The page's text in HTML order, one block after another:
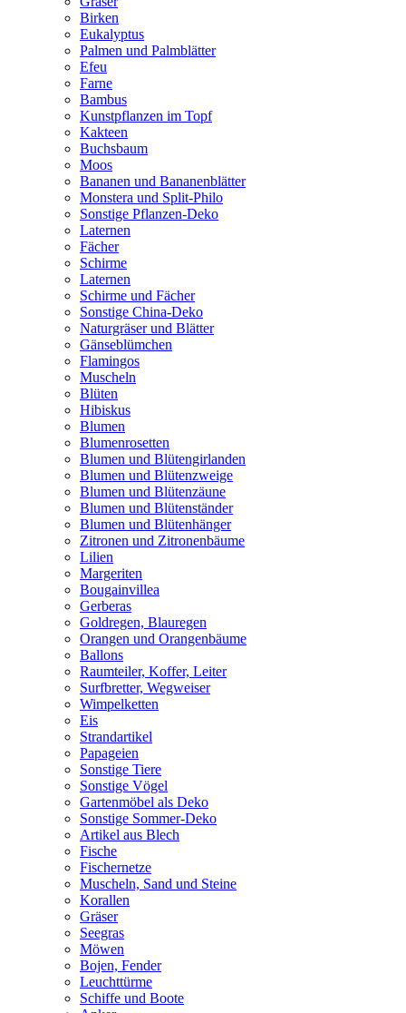
Birken
Eukalyptus
Palmen und Palmblätter
Efeu
Farne
Bambus
Kunstpflanzen im Topf
Kakteen
Buchsbaum
Moos
Bananen und Bananenblätter
Monstera und Split-Philo
Sonstige Pflanzen-Deko
Laternen
Fächer
Schirme
Laternen
Schirme und Fächer
Sonstige China-Deko
Naturgräser und Blätter
Gänseblümchen
Flamingos
Muscheln
Blüten
Hibiskus
Blumen
Blumenrosetten
Blumen und Blütengirlanden
Blumen und Blütenzweige
Blumen und Blütenzäune
Blumen und Blütenständer
Blumen und Blütenhänger
Zitronen und Zitronenbäume
Lilien
Margeriten
Bougainvillea
Gerberas
Goldregen, Blauregen
Orangen und Orangenbäume
Ballons
Raumteiler, Koffer, Leiter
Surfbretter, Wegweiser
Wimpelketten
Eis
Strandartikel
Papageien
Sonstige Tiere
Sonstige Vögel
Gartenmöbel als Deko
Sonstige Sommer-Deko
Artikel aus Blech
Fische
Fischernetze
Muscheln, Sand und Steine
Korallen
Gräser
Seegras
Möwen
Bojen, Fender
Leuchttürme
Schiffe und Boote